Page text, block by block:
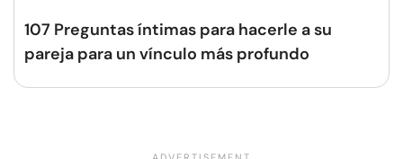
107 Preguntas íntimas para hacerle a su
pareja para un vínculo más profundo